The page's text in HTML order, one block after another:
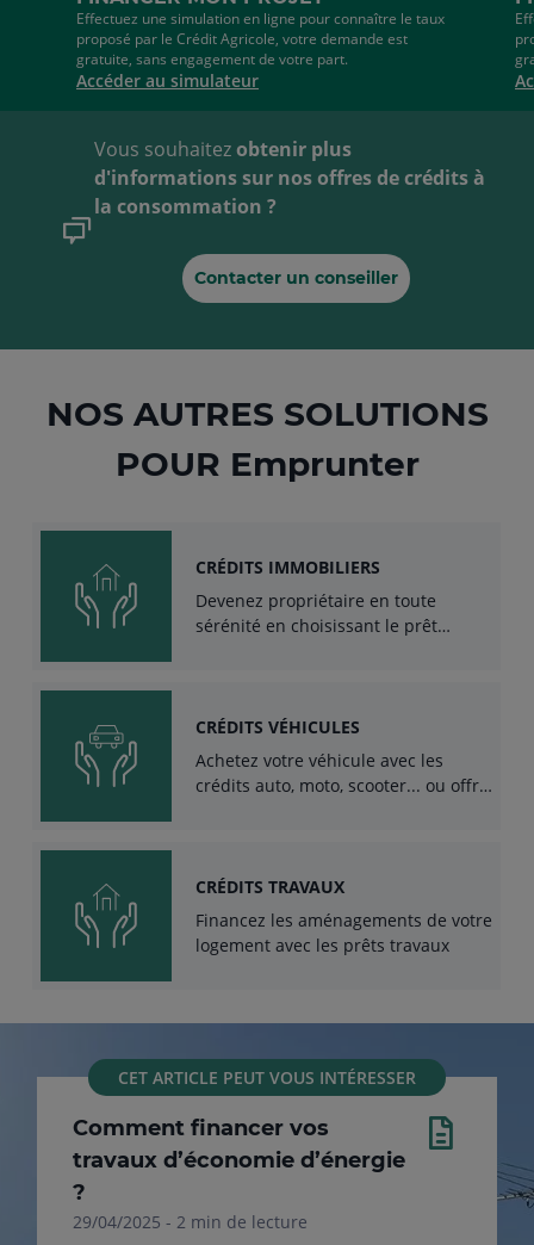
Effectuez une simulation en ligne pour connaître le taux
proposé par le Crédit Agricole, votre demande est
gratuite, sans engagement de votre part.
Accéder au simulateur
Vous souhaitezobtenir plus
d'informations sur nos offres de crédits à
la consommation ?
Contacter un conseiller
NOS AUTRES SOLUTIONS
POUR Emprunter
CRÉDITS IMMOBILIERS
Devenez propriétaire en toute
sérénité en choisissant le prêt
CRÉDITS VÉHICULES
Achetez votre véhicule avec les
crédits auto, moto, scooter... ou offre
CRÉDITS TRAVAUX
Financez les aménagements de votre
logement avec les prêts travaux
CET ARTICLE PEUT VOUS INTÉRESSER
Comment financer vos
travaux d’économie d’énergie
?
29/04/2025 - 2 min de lecture